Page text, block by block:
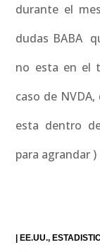
durante el
dudas BABA
no esta en el
caso de
esta dentro
para agrandar )
EE.UU.